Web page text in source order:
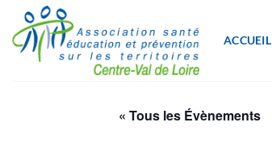
Passer
contenu
ACCUEIL
« Tous les Évènements